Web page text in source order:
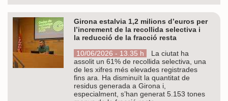
Girona estalvia 1,2 milions d’euros per
l’increment de la recollida selectiva i
la reducció de la fracció resta
10/06/2026 - 13.35 h
La ciutat ha
assolit un 61% de recollida selectiva, una
de les xifres més elevades registrades
fins ara. Ha disminuït la quantitat de
residus generada a Girona i,
especialment, s’han generat 5.153 tones